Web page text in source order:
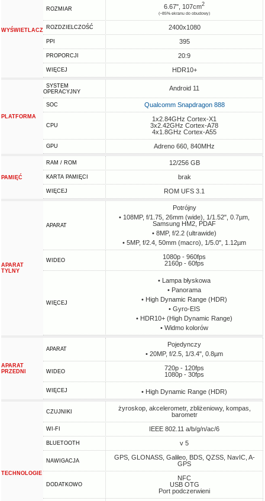
WYŚWIETLACZ
ROZMIAR 6.67", 107cm2
(~85% ekranu do obudowy)
ROZDZIELCZOŚĆ 2400x1080
PPI 395
PROPORCJI 20:9
WIĘCEJ HDR10+
PLATFORMA
SYSTEM
OPERACYJNY
Android 11
SOC Qualcomm Snapdragon 888
CPU
1x2.84GHz Cortex-X1
3x2.42GHz Cortex-A78
4x1.8GHz Cortex-A55
GPU Adreno 660, 840MHz
PAMIĘĆ
RAM / ROM 12/256 GB
KARTA PAMIĘCI brak
WIĘCEJ ROM UFS 3.1
APARAT
TYLNY
APARAT
Potrójny
• 108MP, f/1.75, 26mm (wide), 1/1.52", 0.7µm,
Samsung HM2, PDAF
• 8MP, f/2.2 (ultrawide)
• 5MP, f/2.4, 50mm (macro), 1/5.0", 1.12µm
WIDEO
1080p - 960fps
2160p - 60fps
WIĘCEJ
• Lampa błyskowa
• Panorama
• High Dynamic Range (HDR)
• Gyro-EIS
• HDR10+ (High Dynamic Range)
• Widmo kolorów
APARAT
PRZEDNI
APARAT
Pojedynczy
• 20MP, f/2.5, 1/3.4", 0.8µm
WIDEO
720p - 120fps
1080p - 30fps
WIĘCEJ • High Dynamic Range (HDR)
TECHNOLOGIE
CZUJNIKI
żyroskop, akcelerometr, zbliżeniowy, kompas,
barometr
WI-FI IEEE 802.11 a/b/g/n/ac/6
BLUETOOTH v 5
NAWIGACJA
GPS, GLONASS, Galileo, BDS, QZSS, NavIC, A-
GPS
DODATKOWO
NFC
USB OTG
Port podczerwieni